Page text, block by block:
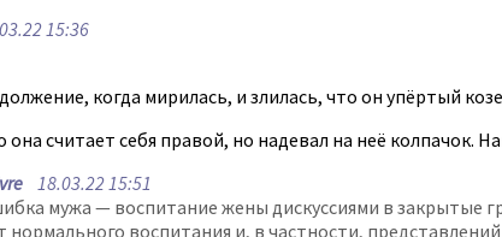
15:36
когда мирилась, и злилась, что он упёртый
она считает себя правой, но надевал на неё колпачок.
18.03.22 15:51
мужа — воспитание жены дискуссиями в закрытые
нормального воспитания и, в частности,